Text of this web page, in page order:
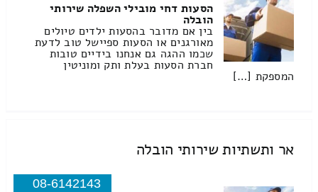
הסעות דחי מובילי השפלה שירותי
הובלה
בין אם מדובר בהסעות ילדים טיולים
מאורגנים או הסעות ספיישל טוב לדעת
שכמו ההגה גם אנחנו בידיים טובות
חברת הסעות בעלת ותק ומוניטין
המספקת […]
אר ותשתיות שירותי הובלה
08-6142143